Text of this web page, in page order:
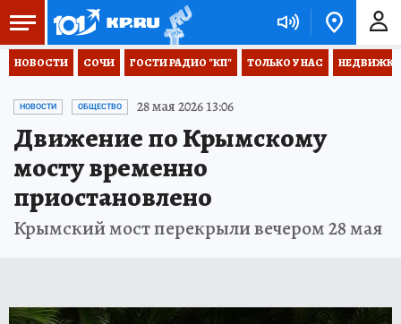
НОВОСТИ СОЧИ ГОСТИ РАДИО "КП" ТОЛЬКО У НАС НЕДВИЖКА
НОВОСТИ ОБЩЕСТВО 28 мая 2026 13:06
Движение по Крымскому
мосту временно
приостановлено
Крымский мост перекрыли вечером 28 мая